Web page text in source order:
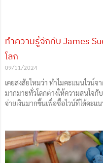
ทำความรู้จักกับ James
โลก
09/11/2024
เคยสงสัยไหมว่า ทำไมคะแนนไวน์
มากมายทั่วโลกต่างให้ความสนใจกั
จ่ายเงินมากขึ้นเพื่อซื้อไวน์ที่ได้คะแ
แคลิฟอร์เนีย เขาเติบโตมากับครอบ
ต้นอาชีพนักวิจารณ์ไวน์ตั้งแต่อายุยั